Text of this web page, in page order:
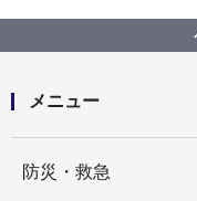
メニュー
防災・救急